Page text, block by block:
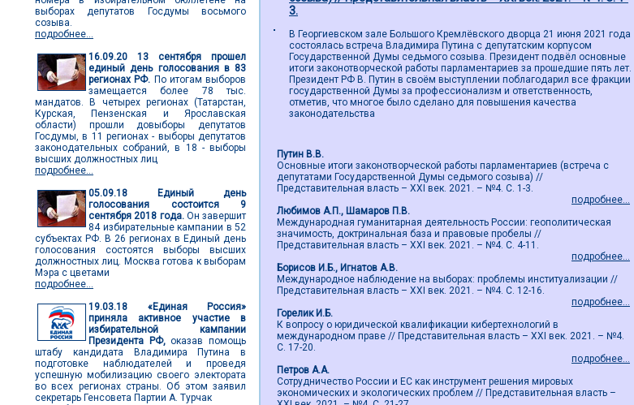
выборах депутатов Госдумы восьмого
созыва.
подробнее...
16.09.20
13 сентября прошел
единый день голосования в 83
регионах РФ. По итогам выборов
замещается более 78 тыс.
мандатов. В четырех регионах (Татарстан,
Курская, Пензенская и Ярославская
области) прошли довыборы депутатов
Госдумы, в 11 регионах - выборы депутатов
законодательных собраний, в 18 - выборы
высших должностных лиц
подробнее...
05.09.18
Единый день
голосования состоится 9
сентября 2018 года.Он завершит
84 избирательные кампании в 52
субъектах РФ. В 26 регионах в Единый день
голосования состоятся выборы высших
должностных лиц. Москва готова к выборам
Мэра с цветами
подробнее...
19.03.18
«Единая Россия»
приняла активное участие в
избирательной кампании
Президента РФ,оказав помощь
штабу кандидата Владимира Путина в
подготовке наблюдателей и проведя
успешную мобилизацию своего электората
во всех регионах страны. Об этом заявил
секретарь Генсовета Партии А. Турчак
3.
В Георгиевском зале Большого Кремлёвского дворца 21 июня 2021 года
состоялась встреча Владимира Путина с депутатским корпусом
Государственной Думы седьмого созыва. Президент подвёл основные
итоги законотворческой работы парламентариев за прошедшие пять лет.
Президент РФ В. Путин в своём выступлении поблагодарил все фракции
государственной Думы за профессионализм и ответственность,
отметив, что многое было сделано для повышения качества
законодательства
Путин В.В.
Основные итоги законотворческой работы парламентариев (встреча с
депутатами Государственной Думы седьмого созыва) //
Представительная власть – ХХI век. 2021. – №4. С. 1-3.
подробнее...
Любимов А.П., Шамаров П.В.
Международная гуманитарная деятельность России: геополитическая
значимость, доктринальная база и правовые пробелы //
Представительная власть – ХХI век. 2021. – №4. С. 4-11.
подробнее...
Борисов И.Б., Игнатов А.В.
Международное наблюдение на выборах: проблемы институализации //
Представительная власть – ХХI век. 2021. – №4. С. 12-16.
подробнее...
Горелик И.Б.
К вопросу о юридической квалификации кибертехнологий в
международном праве // Представительная власть – ХХI век. 2021. – №4.
С. 17-20.
подробнее...
Петров А.А.
Сотрудничество России и ЕС как инструмент решения мировых
экономических и экологических проблем // Представительная власть –